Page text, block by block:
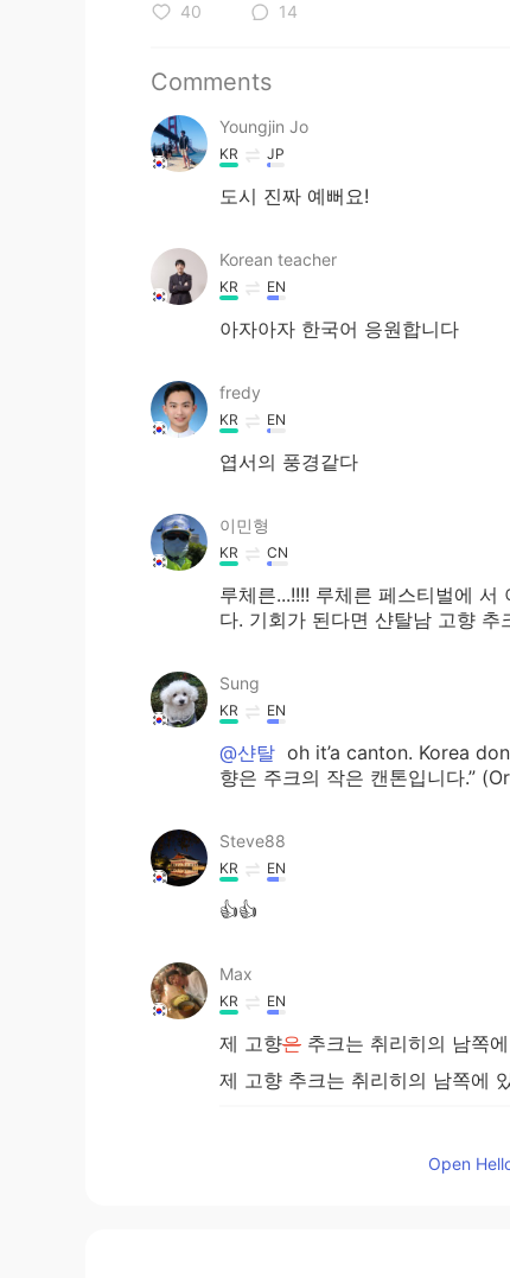
40 14
Comments
Youngjin Jo
KR JP
도시 진짜 예뻐요!
Korean teacher
KR EN
아자아자 한국어 응원합니다
fredy
KR EN
엽서의 풍경같다
이민형
KR CN
루체른...!!!! 루체른 페스티벌에
다. 기회가 된다면 샨탈남 고향 추
Sung
KR EN
@샨탈 oh it’a canton. Korea
향은 주크의 작은 캔톤입니다.”
Steve88
KR EN
👍👍
Max
KR EN
제 고향은 추크는 취리히의 남쪽
제 고향 추크는 취리히의 남쪽에
는 루체른이있
Open